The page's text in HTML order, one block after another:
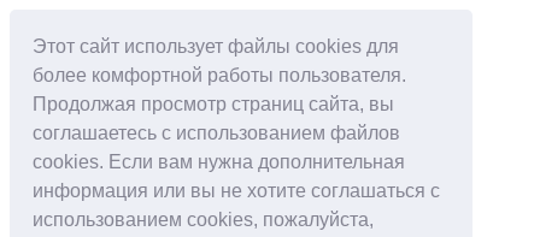
Этот сайт использует файлы cookies для
более комфортной работы пользователя.
Продолжая просмотр страниц сайта, вы
соглашаетесь с использованием файлов
cookies. Если вам нужна дополнительная
информация или вы не хотите соглашаться с
использованием cookies, пожалуйста,